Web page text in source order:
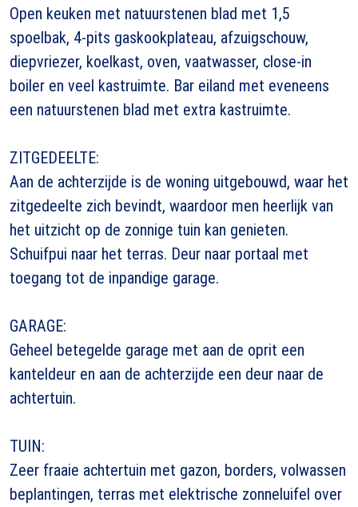
Open keuken met natuurstenen blad met 1,5
spoelbak, 4-pits gaskookplateau, afzuigschouw,
diepvriezer, koelkast, oven, vaatwasser, close-in
boiler en veel kastruimte. Bar eiland met eveneens
een natuurstenen blad met extra kastruimte.
ZITGEDEELTE:
Aan de achterzijde is de woning uitgebouwd, waar het
zitgedeelte zich bevindt, waardoor men heerlijk van
het uitzicht op de zonnige tuin kan genieten.
Schuifpui naar het terras. Deur naar portaal met
toegang tot de inpandige garage.
GARAGE:
Geheel betegelde garage met aan de oprit een
kanteldeur en aan de achterzijde een deur naar de
achtertuin.
TUIN:
Zeer fraaie achtertuin met gazon, borders, volwassen
beplantingen, terras met elektrische zonneluifel over